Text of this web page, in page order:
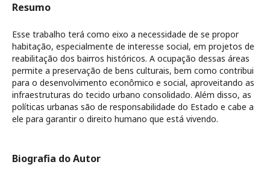
Resumo
Esse trabalho terá como eixo a necessidade de se propor
habitação, especialmente de interesse social, em projetos de
reabilitação dos bairros históricos. A ocupação dessas áreas
permite a preservação de bens culturais, bem como contribui
para o desenvolvimento econômico e social, aproveitando as
infraestruturas do tecido urbano consolidado. Além disso, as
políticas urbanas são de responsabilidade do Estado e cabe a
ele para garantir o direito humano que está vivendo.
Biografia do Autor